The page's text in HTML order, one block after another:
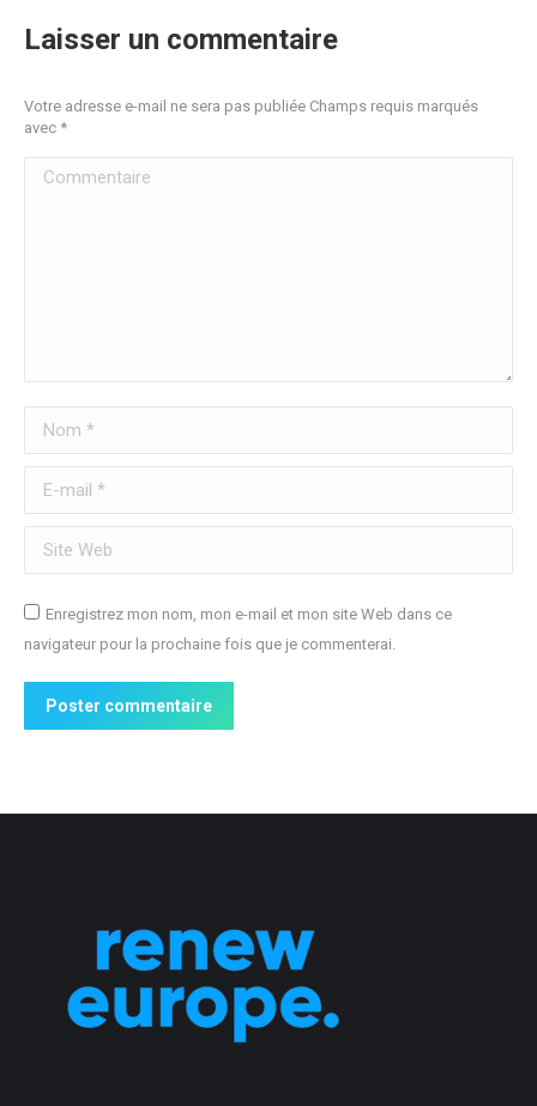
Laisser un commentaire
Votre adresse e-mail ne sera pas publiée Champs requis marqués
avec *
Commentaire
Nom *
E-mail *
Site Web
Enregistrez mon nom, mon e-mail et mon site Web dans ce
navigateur pour la prochaine fois que je commenterai.
Poster commentaire